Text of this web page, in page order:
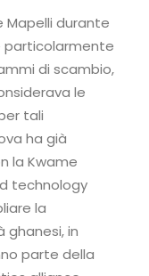
durante
particolarmente
di scambio,
le
tali
ha già
la Kwame
technology
la
ghanesi, in
parte della